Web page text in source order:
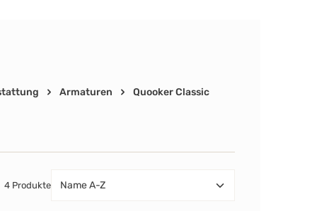
Armaturen Quooker Classic
4 Produkte